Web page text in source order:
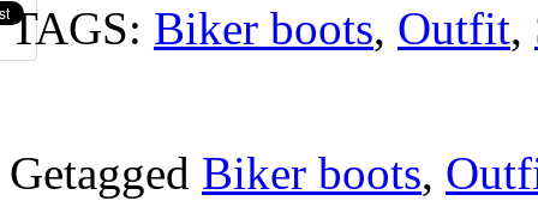
TAGS: Biker boots, Outfit,
Getagged Biker boots,